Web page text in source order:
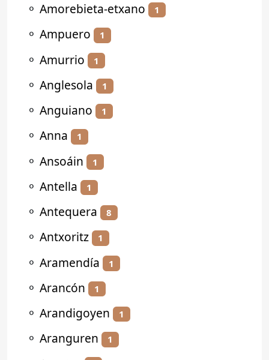
⚬ Amorebieta-etxano 1
⚬ Ampuero 1
⚬ Amurrio 1
⚬ Anglesola 1
⚬ Anguiano 1
⚬ Anna 1
⚬ Ansoáin 1
⚬ Antella 1
⚬ Antequera 8
⚬ Antxoritz 1
⚬ Aramendía 1
⚬ Arancón 1
⚬ Arandigoyen 1
⚬ Aranguren 1